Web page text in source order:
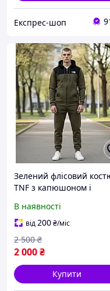
Експрес-шоп
Зелений флісовий
TNF з капюшоном і
комфортного носіння в
прохолодну погоду
В наявності
від200₴/міс
2 000₴
2 500 ₴
Купити